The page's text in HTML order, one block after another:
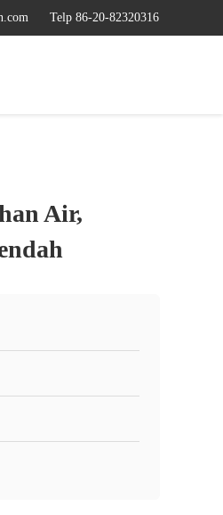
Telp 86-20-82320316
Air,